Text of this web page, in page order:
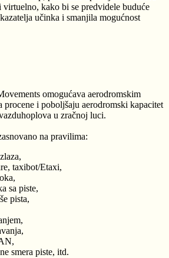
virtuelno, kako bi se predvidele buduće
učinka i smanjila mogućnost
omogućava aerodromskim
procene i poboljšaju aerodromski kapacitet
u zračnoj luci.
na pravilima:
taxibot/Etaxi,
sa piste,
pista,
smera piste, itd.